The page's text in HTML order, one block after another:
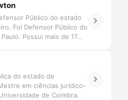
Público do estado
Foi Defensor Público do
Possui mais de 17
determinou a
da audiência de custódia
prisionais.
do estado de
em ciências jurídico-
de Coimbra.